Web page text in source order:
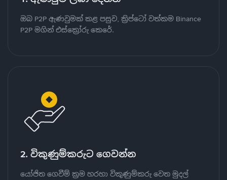
ඔබ P2P ඇණවුමක් කළ පසුව, ක්‍රිප්ටෝ වත්කම Binance
P2P මගින් එස්ක්‍රෝරු කෙරේ.
2. විකුණුම්කරුට ගෙවන්න
යෝජිත ගෙවීම් ක්‍රම හරහා විකුණුම්කරු වෙත මුදල්